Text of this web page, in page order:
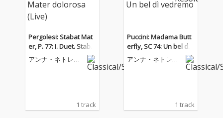
Pergolesi: Stabat Mat
er, P. 77: I. Duet. Staba
t Mater dolorosa (Live)
アンナ・ネトレプ
1 track
Puccini: Madama Butt
erfly, SC 74: Un bel dì v
edremo
アンナ・ネトレプ
1 track